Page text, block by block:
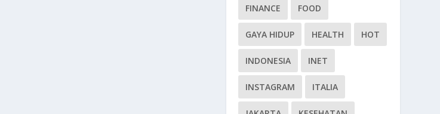
FINANCE FOOD
GAYA HIDUP HEALTH HOT
INDONESIA INET
INSTAGRAM ITALIA